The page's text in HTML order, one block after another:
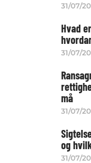
31/07/
Hvad
31/07/
må
31/07/
og
31/07/